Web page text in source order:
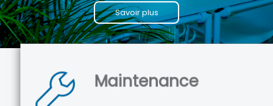
Savoir plus
Maintenance